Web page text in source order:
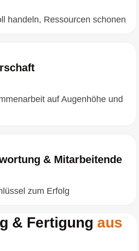
handeln, Ressourcen schonen
auf Augenhöhe und
& Mitarbeitende
zum Erfolg
& Fertigung aus